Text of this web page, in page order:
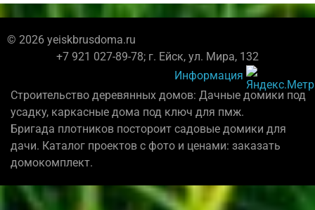
© 2026 yeiskbrusdoma.ru
+7 921 027-89-78; г. Ейск, ул. Мира, 132
Информация
Строительство деревянных домов: Дачные домики под
усадку, каркасные дома под ключ для пмж.
Бригада плотников постороит садовые домики для
дачи. Каталог проектов с фото и ценами: заказать
домокомплект.